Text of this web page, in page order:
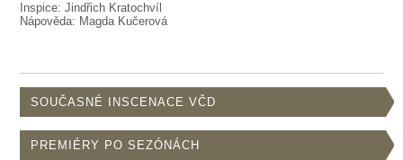
Inspice: Jindřich Kratochvíl
Nápověda: Magda Kučerová
SOUČASNÉ INSCENACE VČD
PREMIÉRY PO SEZÓNÁCH